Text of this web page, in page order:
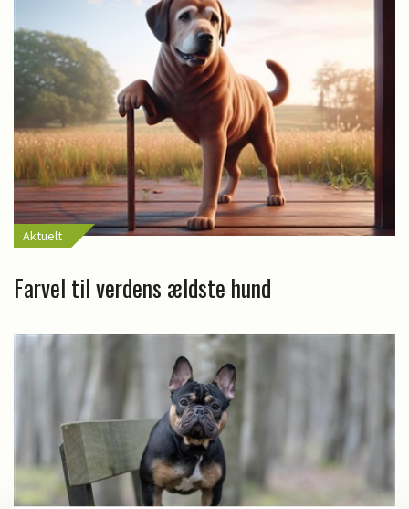
Aktuelt
Farvel til verdens ældste hund